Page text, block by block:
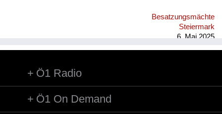
Besatzungsmächte
Steiermark
6. Mai 2025
Ö1 Radio
Ö1 On Demand